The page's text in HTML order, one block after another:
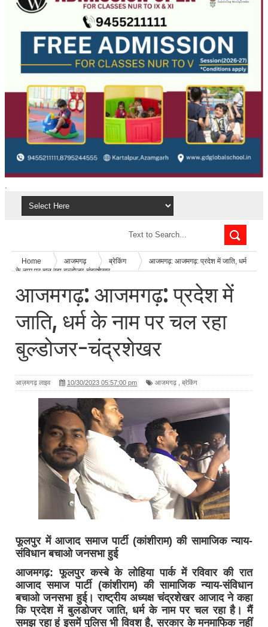
.
Home आजमगढ़ ब्रेकिंग
आजमगढ़: आजमगढ़: प्रदेश में जाति, धर्म
के नाम पर चल रहा बुल्डोजर-चंद्रशेखर
आजमगढ़: आजमगढ़: प्रदेश में
जाति, धर्म के नाम पर चल रहा
बुल्डोजर-चंद्रशेखर
आज़मगढ़ लाइव 10/30/2023 05:57:00 pm आजमगढ़ ब्रेकिंग
फूलपुर में आजाद समाज पार्टी (कांशीराम) की सामाजिक न्याय-
संविधान बचाओ जनसभा हुई
आजमगढ़: फूलपुर कस्बे के लोहिया पार्क में रविवार की रात
आजाद समाज पार्टी (कांशीराम) की सामाजिक न्याय-संविधान
बचाओ जनसभा हुई। राष्ट्रीय अध्यक्ष चंद्रशेखर आजाद ने कहा
कि प्रदेश में बुलडोजर जाति, धर्म के नाम पर चल रहा है। मैं
समझ रहा हूं इसमें पुलिस भी विवश है, सरकार के मनमाफिक नहीं